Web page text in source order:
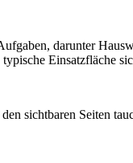
darunter
Einsatzfläche
sichtbaren Seiten